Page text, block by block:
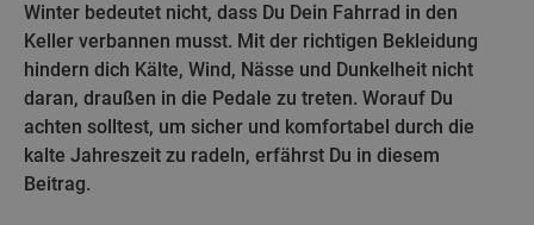
Winter bedeutet nicht, dass Du Dein Fahrrad in den
Keller verbannen musst. Mit der richtigen Bekleidung
hindern dich Kälte, Wind, Nässe und Dunkelheit nicht
daran, draußen in die Pedale zu treten. Worauf Du
achten solltest, um sicher und komfortabel durch die
kalte Jahreszeit zu radeln, erfährst Du in diesem
Beitrag.